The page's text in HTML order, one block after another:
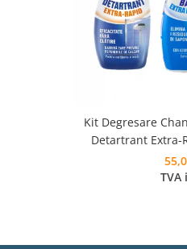
Kit Degresare
Detartrant Extra-
Laveta
TVA